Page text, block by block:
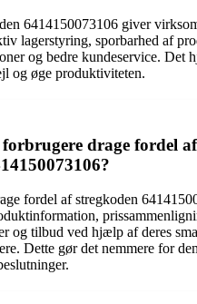
6414150073106 giver
lagerstyring, sporbarhed af
og bedre kundeservice. Det
og øge produktiviteten.
drage fordel af
fordel af stregkoden
og tilbud ved hjælp af deres
Dette gør det nemmere for